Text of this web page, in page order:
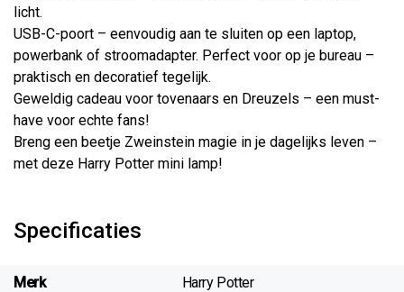
licht.
USB-C-poort – eenvoudig aan te sluiten op een laptop,
powerbank of stroomadapter. Perfect voor op je bureau –
praktisch en decoratief tegelijk.
Geweldig cadeau voor tovenaars en Dreuzels – een must-
have voor echte fans!
Breng een beetje Zweinstein magie in je dagelijks leven –
met deze Harry Potter mini lamp!
Specificaties
Merk Harry Potter